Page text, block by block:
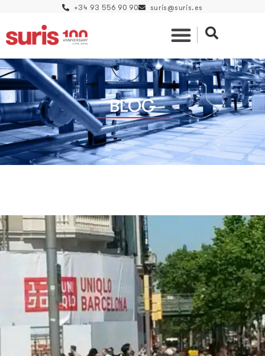
+34 93 556 90 90 suris@suris.es
BLOG